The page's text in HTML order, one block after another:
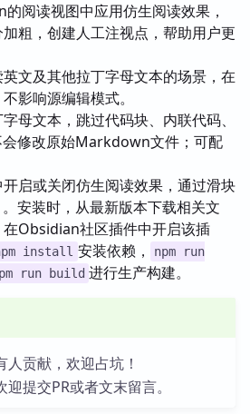
阅读视图中应用仿生阅读效果，
粗，创建人工注视点，帮助用户更
英文及其他拉丁字母文本的场景，在
影响源编辑模式。
母文本，跳过代码块、内联代码、
会修改原始Markdown文件；可配
开启或关闭仿生阅读效果，通过滑块
安装时，从最新版本下载相关文
Obsidian社区插件中开启该插
install 安装依赖，
npm run
run build 进行生产构建。
贡献，欢迎占坑！
提交PR或者文末留言。